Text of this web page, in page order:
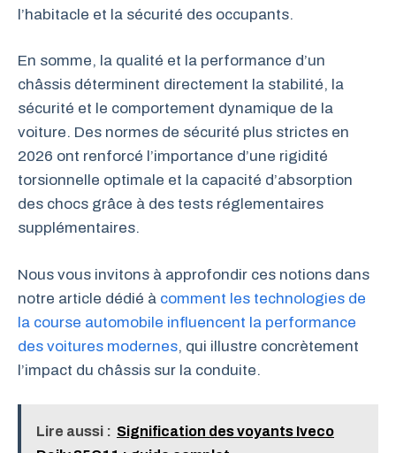
l’habitacle et la sécurité des occupants.
En somme, la qualité et la performance d’un
châssis déterminent directement la stabilité, la
sécurité et le comportement dynamique de la
voiture. Des normes de sécurité plus strictes en
2026 ont renforcé l’importance d’une rigidité
torsionnelle optimale et la capacité d’absorption
des chocs grâce à des tests réglementaires
supplémentaires.
Nous vous invitons à approfondir ces notions dans
notre article dédié à comment les technologies de
la course automobile influencent la performance
des voitures modernes, qui illustre concrètement
l’impact du châssis sur la conduite.
Lire aussi : Signification des voyants Iveco